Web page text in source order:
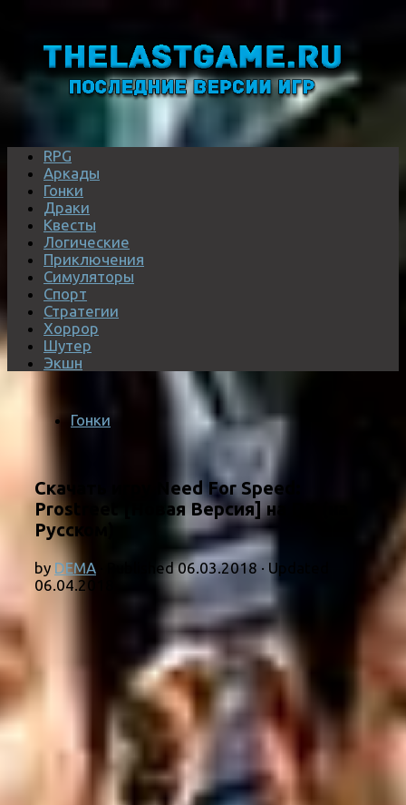
RPG
Аркады
Гонки
Драки
Квесты
Логические
Приключения
Симуляторы
Спорт
Стратегии
Хоррор
Шутер
Экшн
Гонки
Скачать игру Need For Speed:
Prostreet [Новая Версия] на ПК (на
Русском)
by DEMA · Published06.03.2018 · Updated
06.04.2018